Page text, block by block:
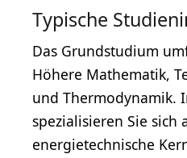
Typische
Das Grundstudium
Höhere Mathematik,
und Thermodynamik.
spezialisieren Sie sich
energietechnische